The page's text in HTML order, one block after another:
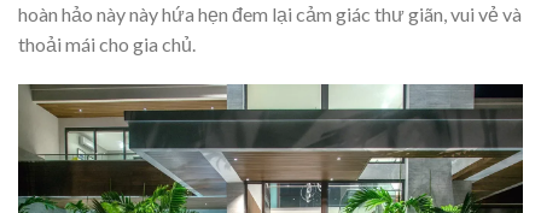
hoàn hảo này này hứa hẹn đem lại cảm giác thư giãn, vui vẻ và
thoải mái cho gia chủ.